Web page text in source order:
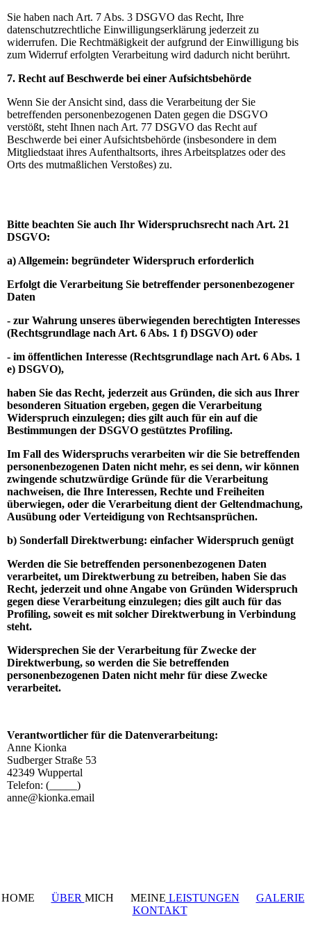
Sie haben nach Art. 7 Abs. 3 DSGVO das Recht, Ihre
datenschutzrechtliche Einwilligungserklärung jederzeit zu
widerrufen. Die Rechtmäßigkeit der aufgrund der Einwilligung bis
zum Widerruf erfolgten Verarbeitung wird dadurch nicht berührt.
7. Recht auf Beschwerde bei einer Aufsichtsbehörde
Wenn Sie der Ansicht sind, dass die Verarbeitung der Sie
betreffenden personenbezogenen Daten gegen die DSGVO
verstößt, steht Ihnen nach Art. 77 DSGVO das Recht auf
Beschwerde bei einer Aufsichtsbehörde (insbesondere in dem
Mitgliedstaat ihres Aufenthaltsorts, ihres Arbeitsplatzes oder des
Orts des mutmaßlichen Verstoßes) zu.
Bitte beachten Sie auch Ihr Widerspruchsrecht nach Art. 21
DSGVO:
a) Allgemein: begründeter Widerspruch erforderlich
Erfolgt die Verarbeitung Sie betreffender personenbezogener
Daten
- zur Wahrung unseres überwiegenden berechtigten Interesses
(Rechtsgrundlage nach Art. 6 Abs. 1 f) DSGVO) oder
- im öffentlichen Interesse (Rechtsgrundlage nach Art. 6 Abs. 1
e) DSGVO),
haben Sie das Recht, jederzeit aus Gründen, die sich aus Ihrer
besonderen Situation ergeben, gegen die Verarbeitung
Widerspruch einzulegen; dies gilt auch für ein auf die
Bestimmungen der DSGVO gestütztes Profiling.
Im Fall des Widerspruchs verarbeiten wir die Sie betreffenden
personenbezogenen Daten nicht mehr, es sei denn, wir können
zwingende schutzwürdige Gründe für die Verarbeitung
nachweisen, die Ihre Interessen, Rechte und Freiheiten
überwiegen, oder die Verarbeitung dient der Geltendmachung,
Ausübung oder Verteidigung von Rechtsansprüchen.
b) Sonderfall Direktwerbung: einfacher Widerspruch genügt
Werden die Sie betreffenden personenbezogenen Daten
verarbeitet, um Direktwerbung zu betreiben, haben Sie das
Recht, jederzeit und ohne Angabe von Gründen Widerspruch
gegen diese Verarbeitung einzulegen; dies gilt auch für das
Profiling, soweit es mit solcher Direktwerbung in Verbindung
steht.
Widersprechen Sie der Verarbeitung für Zwecke der
Direktwerbung, so werden die Sie betreffenden
personenbezogenen Daten nicht mehr für diese Zwecke
verarbeitet.
Verantwortlicher für die Datenverarbeitung:
Anne Kionka
Sudberger Straße 53
42349 Wuppertal
Telefon: (_____)
anne@kionka.email
HOME ÜBER MICH MEINE LEISTUNGEN
GALERIE
KONTAKT